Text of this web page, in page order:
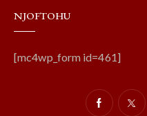
NJOFTOHU
[mc4wp_form id=461]